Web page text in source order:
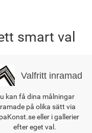
smart val
Valfritt inramad
kan få dina målningar
på olika sätt via
eller i gallerier
efter eget val.